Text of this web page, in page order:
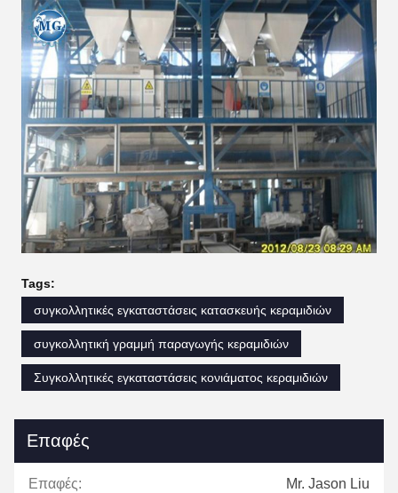
Tags:
συγκολλητικές εγκαταστάσεις κατασκευής κεραμιδιών
συγκολλητική γραμμή παραγωγής κεραμιδιών
Συγκολλητικές εγκαταστάσεις κονιάματος κεραμιδιών
Επαφές
Επαφές: Mr. Jason Liu